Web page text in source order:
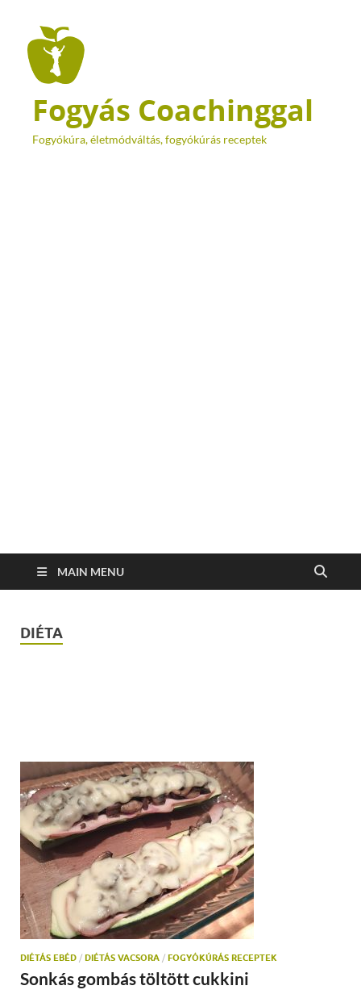
Fogyás Coachinggal
Fogyókúra, életmódváltás, fogyókúrás receptek
MAIN MENU
DIÉTA
DIÉTÁS EBÉD / DIÉTÁS VACSORA / FOGYÓKÚRÁS RECEPTEK
Sonkás gombás töltött cukkini